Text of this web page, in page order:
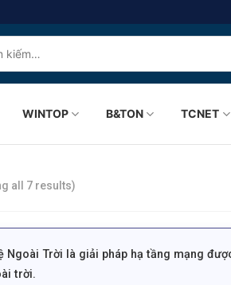
WINTOP B&TON TCNET
all 7 results)
Ngoài Trời là giải pháp hạ tầng mạng
trời.